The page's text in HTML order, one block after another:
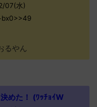
07(水)
るやん
めた！ (ﾜｯﾁｮｲW